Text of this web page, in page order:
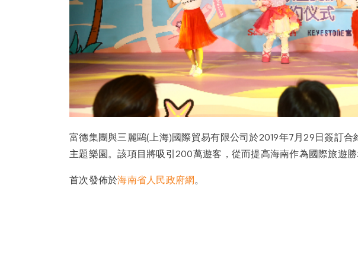
富德集團與三麗鷗(上海)國際貿易有限公司於2019年7月29日簽訂
主題樂園。該項目將吸引200萬遊客，從而提高海南作為國際旅遊勝
首次發佈於海南省人民政府網。